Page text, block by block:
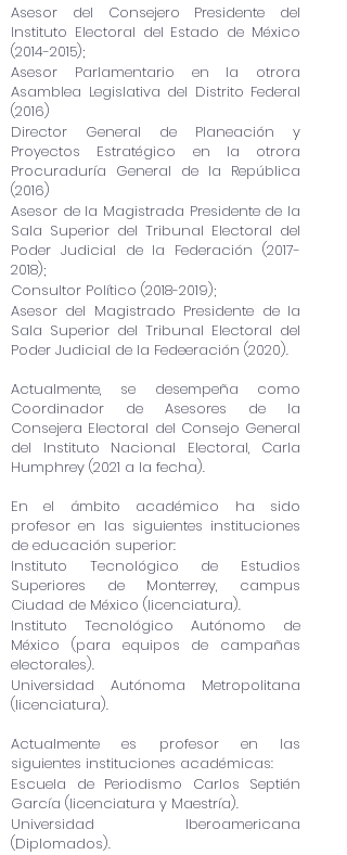
Asesor del Consejero Presidente del
Instituto Electoral del Estado de México
(2014-2015);
Asesor Parlamentario en la otrora
Asamblea Legislativa del Distrito Federal
(2016)
Director General de Planeación y
Proyectos Estratégico en la otrora
Procuraduría General de la República
(2016)
Asesor de la Magistrada Presidente de la
Sala Superior del Tribunal Electoral del
Poder Judicial de la Federación (2017-
2018);
Consultor Político (2018-2019);
Asesor del Magistrado Presidente de la
Sala Superior del Tribunal Electoral del
Poder Judicial de la Fedeeración (2020).
Actualmente, se desempeña como
Coordinador de Asesores de la
Consejera Electoral del Consejo General
del Instituto Nacional Electoral, Carla
Humphrey (2021 a la fecha).
En el ámbito académico ha sido
profesor en las siguientes instituciones
de educación superior:
Instituto Tecnológico de Estudios
Superiores de Monterrey, campus
Ciudad de México (licenciatura).
Instituto Tecnológico Autónomo de
México (para equipos de campañas
electorales).
Universidad Autónoma Metropolitana
(licenciatura).
Actualmente es profesor en las
siguientes instituciones académicas:
Escuela de Periodismo Carlos Septién
García (licenciatura y Maestría).
Universidad Iberoamericana
(Diplomados).